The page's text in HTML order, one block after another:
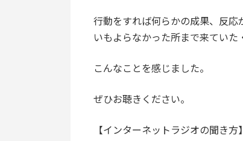
行動をすれば何らかの成果、反応
いもよらなかった所まで来ていた
こんなことを感じました。
ぜひお聴きください。
【インターネットラジオの聞き方】